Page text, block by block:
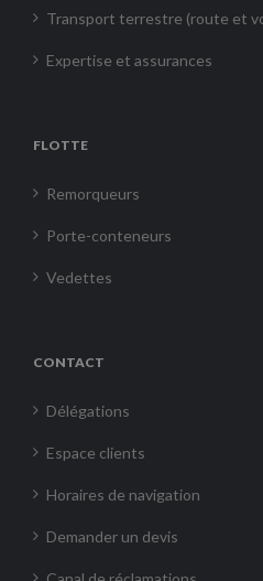
Transport terrestre (route et
Expertise et assurances
FLOTTE
Remorqueurs
Porte-conteneurs
Vedettes
CONTACT
Délégations
Espace clients
Horaires de navigation
Demander un devis